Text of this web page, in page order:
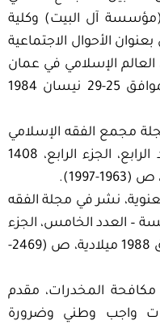
(مؤسسة آل البيت) وكلية
بعنوان الأحوال الاجتماعية
العالم الإسلامي في عمان
23-27 رجب 1404 هجرية الموافق 25-29 نيسان 1984
مجمع الفقه الإسلامي
الدولي الدورة الرابعة – العدد الرابع، الجزء الرابع، 1408
نشر في مجلة الفقه
– العدد الخامس، الجزء
الثالث، 1409 هجرية – الموافق 1988 ميلادية، ص (2469-
المخدرات، مقدم
واجب وطني وضرورة